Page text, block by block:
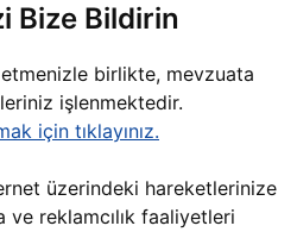
Bize Bildirin
birlikte, mevzuata
işlenmektedir.
için tıklayınız.
üzerindeki hareketlerinize
reklamcılık faaliyetleri
ULAŞIN
ÇEREZ AYARLARIMI DEĞİŞTİR
Tüm hakları saklıdır. Burger King
ve ambleminin tek hak sahibidir.